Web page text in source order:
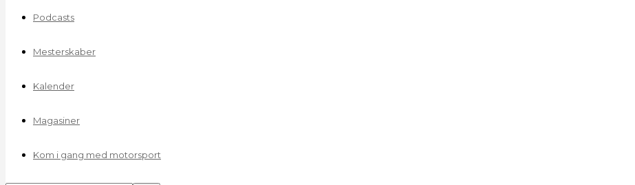
Podcasts
Mesterskaber
Kalender
Magasiner
Kom i gang med motorsport